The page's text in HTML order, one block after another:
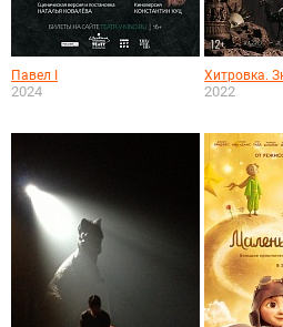
Павел I
2024
Хитровка.
2022